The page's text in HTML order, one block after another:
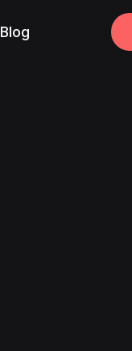
Blog